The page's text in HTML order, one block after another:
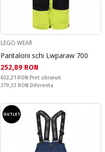
LEGO WEAR
Pantaloni schi Lwparaw 700
Текуща цена:
252,89 RON
Pret obisnuit:
632,21 RON Pret obisnuit
Спестявате:
379,33 RON Diferenta
OUTLET